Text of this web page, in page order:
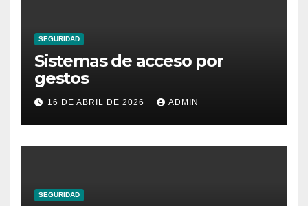
SEGURIDAD
Sistemas de acceso por
gestos
16 DE ABRIL DE 2026 ADMIN
SEGURIDAD